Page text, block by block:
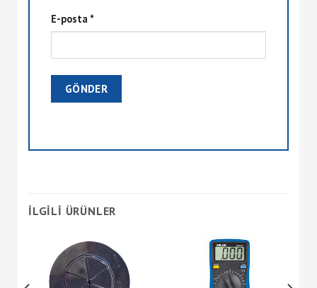
E-posta *
İLGILI ÜRÜNLER